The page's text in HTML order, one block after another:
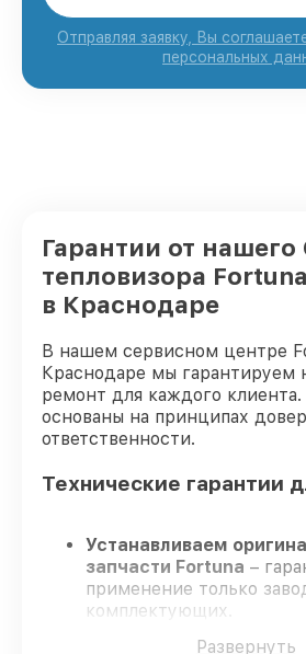
Отправляя заявку, Вы
персональных
Гарантии от
тепловизора
в Краснодаре
В нашем сервисном центре
Краснодаре мы гарантируем
ремонт для каждого
основаны на принципах
ответственности.
Технические гарантии
Устанавливаем
запчасти Fortuna –
применение только
комплектующих.
Развернуть